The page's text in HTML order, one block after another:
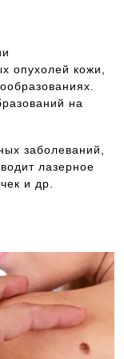
опухолей кожи,
на
заболеваний,
лазерное
и др.